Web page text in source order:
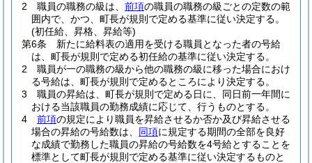
2
職員の職務の級は、 前項の職員の職務の級ごとの定数の範
囲内で、かつ、町長が規則で定める基準に従い決定する。
(初任給、昇格、昇給等)
第6条
新たに給料表の適用を受ける職員となった者の号給
は、町長が規則で定める初任給の基準に従い決定する。
2
職員が一の職務の級から他の職務の級に移った場合におけ
る号給は、町長が規則で定めるところにより決定する。
3
職員の昇給は、町長が規則で定める日に、同日前一年間に
おける当該職員の勤務成績に応じて、行うものとする。
4
前項の規定により職員を昇給させるか否か及び昇給させる
場合の昇給の号給数は、 同項に規定する期間の全部を良好
な成績で勤務した職員の昇給の号給数を4号給とすることを
標準として町長が規則で定める基準に従い決定するものと